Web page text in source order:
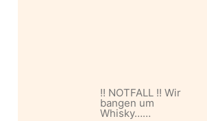
!! NOTFALL !! Wir
bangen um
Whisky……